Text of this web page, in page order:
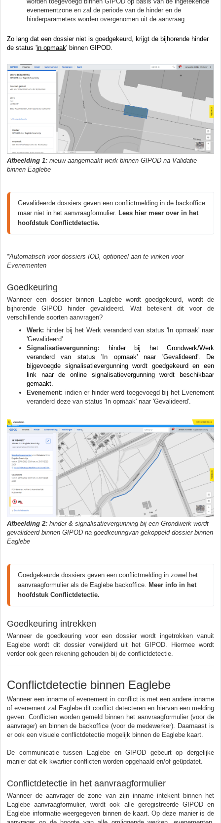
evenementzone en zal de periode van de hinder en de
hinderparameters worden overgenomen uit de aanvraag.
Zo lang dat een dossier niet is goedgekeurd, krijgt de bijhorende hinder
de status 'in opmaak' binnen GIPOD.
Afbeelding 1: nieuw aangemaakt werk binnen GIPOD na Validatie
binnen Eaglebe
Gevalideerde dossiers geven een conflictmelding in de backoffice
maar niet in het aanvraagformulier. Lees hier meer over in het
hoofdstuk Conflictdetectie.
*Automatisch voor dossiers IOD, optioneel aan te vinken voor
Evenementen
Goedkeuring
Wanneer een dossier binnen Eaglebe wordt goedgekeurd, wordt de
bijhorende GIPOD hinder gevalideerd. Wat betekent dit voor de
verschillende soorten aanvragen?
Werk: hinder bij het Werk veranderd van status 'In opmaak' naar
'Gevalideerd'
Signalisatievergunning:
hinder bij het Grondwerk/Werk
veranderd van status 'In opmaak' naar 'Gevalideerd'. De
bijgevoegde signalisatievergunning wordt goedgekeurd en een
link naar de online signalisatievergunning wordt beschikbaar
gemaakt.
Evenement: indien er hinder werd toegevoegd bij het Evenement
veranderd deze van status 'In opmaak' naar 'Gevalideerd'.
Afbeelding 2: hinder & signalisatievergunning bij een Grondwerk wordt
gevalideerd binnen GIPOD na goedkeuringvan gekoppeld dossier binnen
Eaglebe
Goedgekeurde dossiers geven een conflictmelding in zowel het
aanvraagformulier als de Eaglebe backoffice. Meer info in het
hoofdstuk Conflictdetectie.
Goedkeuring intrekken
Wanneer de goedkeuring voor een dossier wordt ingetrokken vanuit
Eaglebe wordt dit dossier verwijderd uit het GIPOD. Hiermee wordt
verder ook geen rekening gehouden bij de conflictdetectie.
Conflictdetectie binnen Eaglebe
Wanneer een inname of evenement in conflict is met een andere inname
of evenement zal Eaglebe dit conflict detecteren en hiervan een melding
geven. Conflicten worden gemeld binnen het aanvraagformulier (voor de
aanvrager) en binnen de backoffice (voor de medewerker). Daarnaast is
er ook een visuele conflictdetectie mogelijk binnen de Eaglebe kaart.
De communicatie tussen Eaglebe en GIPOD gebeurt op dergelijke
manier dat elk kwartier conflicten worden opgehaald en/of geüpdatet.
Conflictdetectie in het aanvraagformulier
Wanneer de aanvrager de zone van zijn inname intekent binnen het
Eaglebe aanvraagformulier, wordt ook alle geregistreerde GIPOD en
Eaglebe informatie weergegeven binnen de kaart. Op deze manier is de